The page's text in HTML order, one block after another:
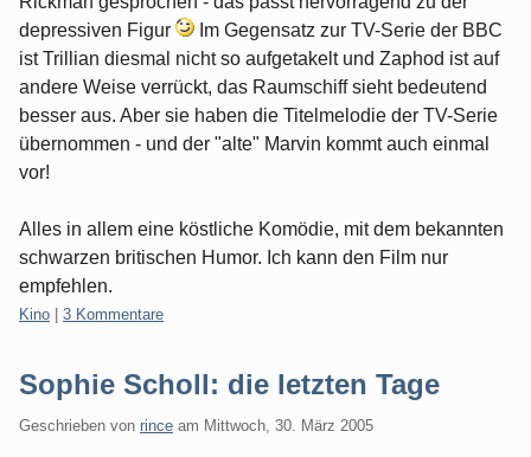
depressiven Figur
Im Gegensatz zur TV-Serie der BBC
ist Trillian diesmal nicht so aufgetakelt und Zaphod ist auf
andere Weise verrückt, das Raumschiff sieht bedeutend
besser aus. Aber sie haben die Titelmelodie der TV-Serie
übernommen - und der "alte" Marvin kommt auch einmal
vor!
Alles in allem eine köstliche Komödie, mit dem bekannten
schwarzen britischen Humor. Ich kann den Film nur
empfehlen.
Kategorien:
Kino 3 Kommentare
Sophie Scholl: die letzten Tage
Geschrieben von rince am Mittwoch, 30. März 2005